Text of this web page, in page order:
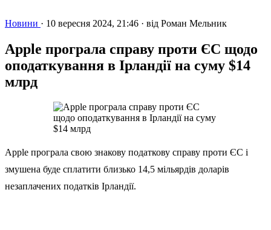
Новини · 10 вересня 2024, 21:46 · від Роман Мельник
Apple програла справу проти ЄС щодо
оподаткування в Ірландії на суму $14
млрд
Apple програла свою знакову податкову справу проти ЄС і
змушена буде сплатити близько 14,5 мільярдів доларів
незаплачених податків Ірландії.